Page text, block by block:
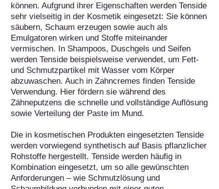
können. Aufgrund ihrer Eigenschaften werden Tenside
sehr vielseitig in der Kosmetik eingesetzt: Sie können
säubern, Schaum erzeugen sowie auch als
Emulgatoren wirken und Stoffe miteinander
vermischen. In Shampoos, Duschgels und Seifen
werden Tenside beispielsweise verwendet, um Fett-
und Schmutzpartikel mit Wasser vom Körper
abzuwaschen. Auch in Zahncremes finden Tenside
Verwendung. Hier fördern sie während des
Zähneputzens die schnelle und vollständige Auflösung
sowie Verteilung der Paste im Mund.
Die in kosmetischen Produkten eingesetzten Tenside
werden vorwiegend synthetisch auf Basis pflanzlicher
Rohstoffe hergestellt. Tenside werden häufig in
Kombination eingesetzt, um so alle gewünschten
Anforderungen – wie Schmutzlösung und